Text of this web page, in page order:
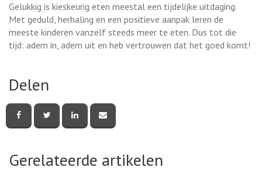
Gelukkig is kieskeurig eten meestal een tijdelijke uitdaging.
Met geduld, herhaling en een positieve aanpak leren de
meeste kinderen vanzelf steeds meer te eten. Dus tot die
tijd: adem in, adem uit en heb vertrouwen dat het goed komt!
Delen
deze
pagina
deze
pagina
deze
pagina
deze
pagina
mail
Gerelateerde artikelen